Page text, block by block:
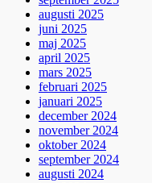
augusti 2025
juni 2025
maj 2025
april 2025
mars 2025
februari 2025
januari 2025
december 2024
november 2024
oktober 2024
september 2024
augusti 2024